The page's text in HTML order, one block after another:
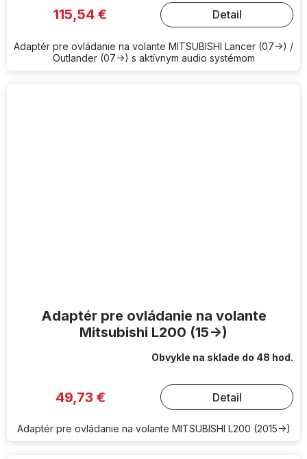
115,54 € Detail
Adaptér pre ovládanie na volante MITSUBISHI Lancer (07->) /
Outlander (07->) s aktívnym audio systémom
Adaptér pre ovládanie na volante
Mitsubishi L200 (15->)
Obvykle na sklade do 48 hod.
49,73 € Detail
Adaptér pre ovládanie na volante MITSUBISHI L200 (2015->)